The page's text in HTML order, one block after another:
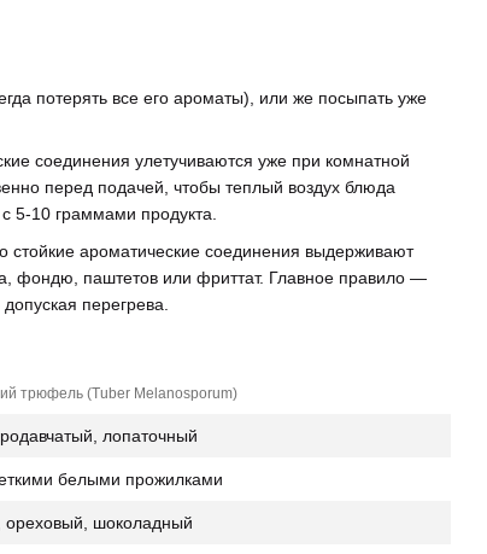
потерять все его ароматы), или же посыпать уже
соединения улетучиваются уже при комнатной
перед подачей, чтобы теплый воздух блюда
5-10 граммами продукта.
стойкие ароматические соединения выдерживают
фондю, паштетов или фриттат. Главное правило —
перегрева.
трюфель (Tuber Melanosporum)
лопаточный
белыми прожилками
ореховый, шоколадный